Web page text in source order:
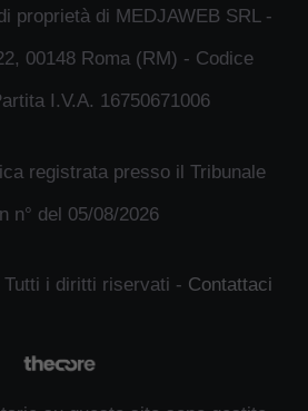
proprietà di MEDJAWEB SRL -
00148 Roma (RM) - Codice
I.V.A. 16750671006
registrata presso il Tribunale
n° del 05/08/2026
i diritti riservati - Contattaci